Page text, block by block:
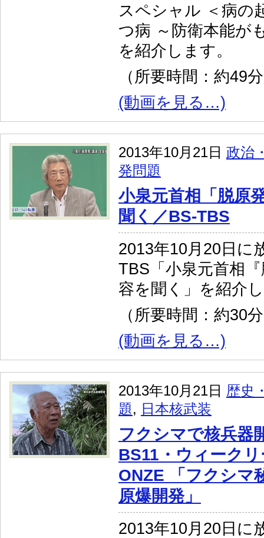
スペシャル ＜病の
つ病 ～防衛本能が
を紹介します。
（所要時間：約49
(動画を見る…)
2013年10月21日 政治
発問題
小泉元首相「脱原
聞く／BS-TBS
2013年10月20日に
TBS「小泉元首相
容を聞く」を紹介
（所要時間：約30
(動画を見る…)
2013年10月21日 歴史
題, 日本核武装
フクシマで核兵器
BS11・ウィーク
ONZE 「フクシマ
原爆開発」
2013年10月20日に